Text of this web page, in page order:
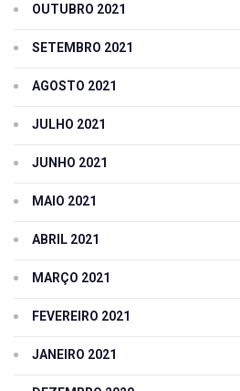
OUTUBRO 2021
SETEMBRO 2021
AGOSTO 2021
JULHO 2021
JUNHO 2021
MAIO 2021
ABRIL 2021
MARÇO 2021
FEVEREIRO 2021
JANEIRO 2021